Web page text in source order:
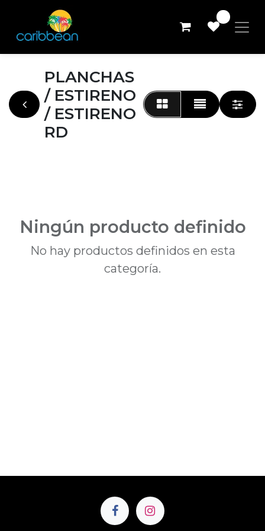
PLANCHAS
/ ESTIRENO
/ ESTIRENO
RD
Ningún producto definido
No hay productos definidos en esta
categoría.